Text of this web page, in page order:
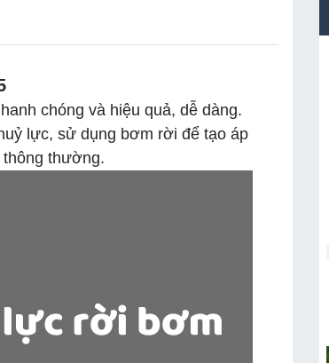
chóng và hiệu quả, dễ dàng.
lực, sử dụng bơm rời để tạo áp
thường.